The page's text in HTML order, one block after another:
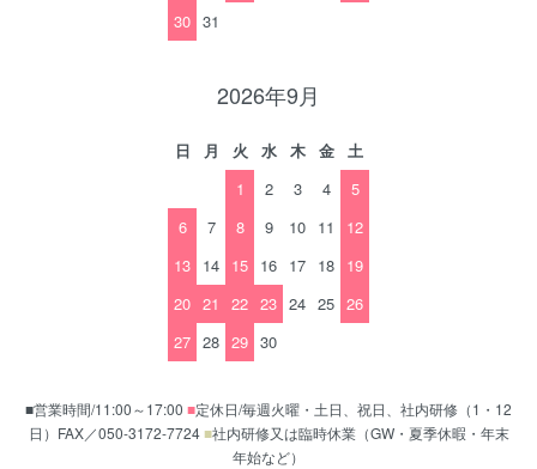
30 31
2026年9月
日 月 火 水 木 金
土
1
2 3 4
5
6
7 8 9 10 11
12
13 14 15 16 17 18 19
20 21 22 23 24 25 26
27 28 29 30
■営業時間/11:00～17:00 ■定休日/毎週火曜・土日、祝日、社内研修（1・12
日）FAX／050-3172-7724■社内研修又は臨時休業（GW・夏季休暇・年末
年始など）